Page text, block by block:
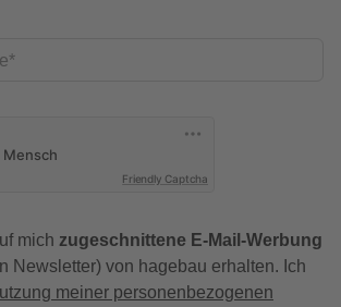
Friendly Captcha
mich zugeschnittene E-Mail-Werbung
Newsletter) von hagebau erhalten. Ich
meiner personenbezogenen